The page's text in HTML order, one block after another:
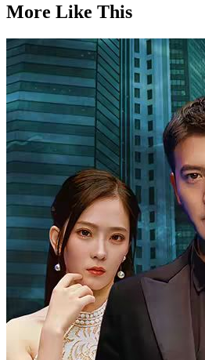
More Like This